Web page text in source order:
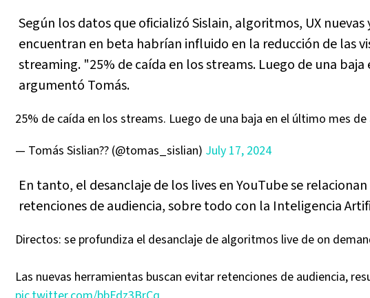
Según los datos que oficializó Sislain, algoritmos, UX
encuentran en beta habrían influido en la reducción de las
streaming. "25% de caída en los streams. Luego de una
argumentó Tomás.
25% de caída en los streams. Luego de una baja en el último mes de
— Tomás Sislian?? (@tomas_sislian) July 17, 2024
En tanto, el desanclaje de los lives en YouTube se
retenciones de audiencia, sobre todo con la Inteligencia
Directos: se profundiza el desanclaje de algoritmos live de on
Las nuevas herramientas buscan evitar retenciones de audiencia,